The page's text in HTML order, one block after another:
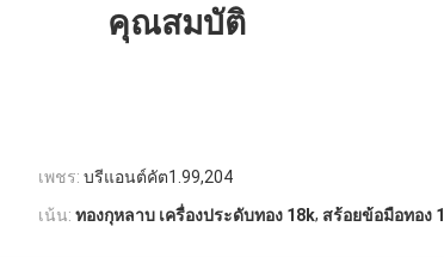
คุณสมบัติ
เพชร: บรีแอนต์คัต1.99,204
เน้น: ทองกุหลาบ เครื่องประดับทอง 18k, สร้อยข้อมือทอง